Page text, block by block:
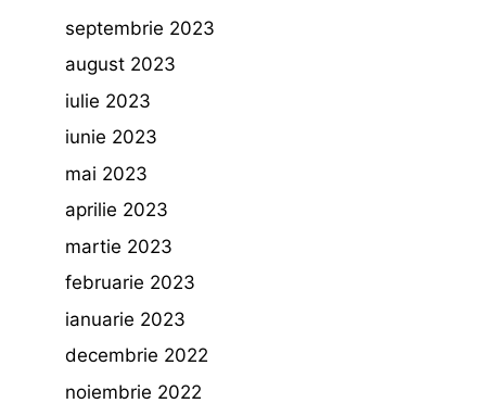
septembrie 2023
august 2023
iulie 2023
iunie 2023
mai 2023
aprilie 2023
martie 2023
februarie 2023
ianuarie 2023
decembrie 2022
noiembrie 2022